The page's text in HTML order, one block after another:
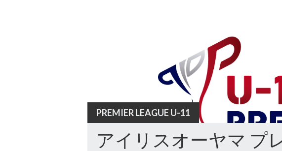
PREMIER LEAGUE U-11
アイリスオーヤマ プ